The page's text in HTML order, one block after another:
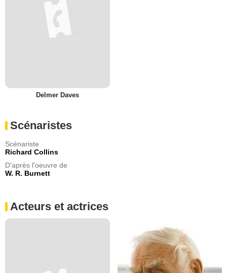
Delmer Daves
Scénaristes
Scénariste
Richard Collins
D'après l'oeuvre de
W. R. Burnett
Acteurs et actrices